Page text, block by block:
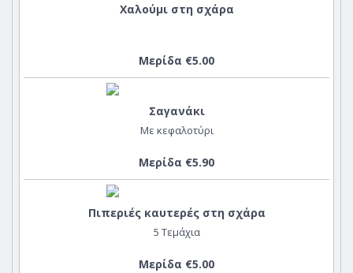
Χαλούμι στη σχάρα
Μερίδα €5.00
Σαγανάκι
Με κεφαλοτύρι
Μερίδα €5.90
Πιπεριές καυτερές στη σχάρα
5 Τεμάχια
Μερίδα €5.00